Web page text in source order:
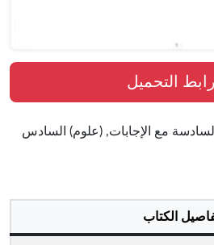
مع الإجابات, (علوم) السادس
الكتاب